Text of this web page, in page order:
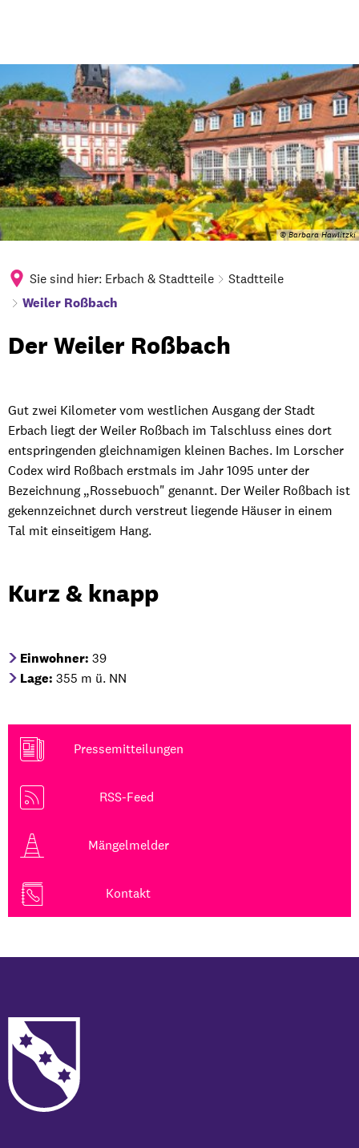
© Barbara Hawlitzki
Sie sind hier: Erbach & Stadtteile Stadtteile
Weiler Roßbach
Weiler
Der Weiler Roßbach
Gut zwei Kilometer vom westlichen Ausgang der Stadt
Erbach liegt der Weiler Roßbach im Talschluss eines dort
entspringenden gleichnamigen kleinen Baches. Im Lorscher
Codex wird Roßbach erstmals im Jahr 1095 unter der
Bezeichnung „Rossebuoch" genannt. Der Weiler Roßbach ist
gekennzeichnet durch verstreut liegende Häuser in einem
Tal mit einseitigem Hang.
Kurz & knapp
Einwohner:39
Lage:355 m ü. NN
Pressemitteilungen
RSS-Feed
Mängelmelder
Kontakt